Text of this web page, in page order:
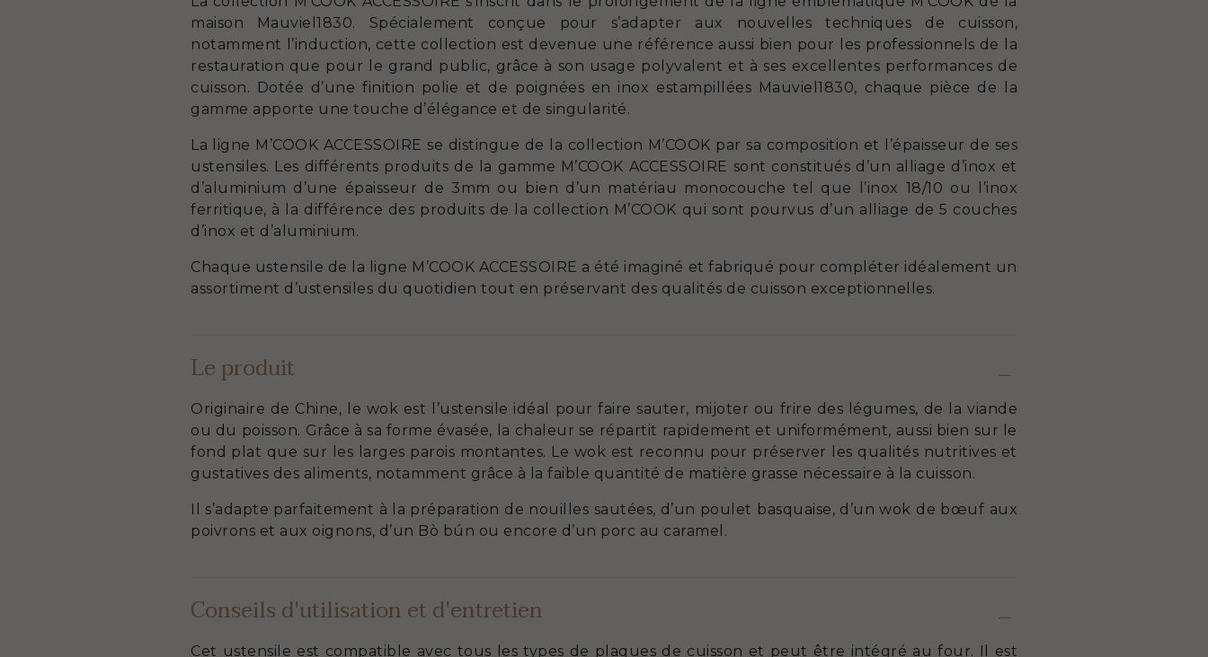
maison Mauviel1830. Spécialement conçue pour s’adapter aux nouvelles techniques de cuisson,
notamment l’induction, cette collection est devenue une référence aussi bien pour les professionnels de la
restauration que pour le grand public, grâce à son usage polyvalent et à ses excellentes performances de
cuisson. Dotée d’une finition polie et de poignées en inox estampillées Mauviel1830, chaque pièce de la
gamme apporte une touche d’élégance et de singularité.
La ligne M’COOK ACCESSOIRE se distingue de la collection M’COOK par sa composition et l’épaisseur de ses
ustensiles. Les différents produits de la gamme M’COOK ACCESSOIRE sont constitués d’un alliage d’inox et
d’aluminium d’une épaisseur de 3mm ou bien d’un matériau monocouche tel que l’inox 18/10 ou l’inox
ferritique, à la différence des produits de la collection M’COOK qui sont pourvus d’un alliage de 5 couches
d’inox et d’aluminium.
Chaque ustensile de la ligne M’COOK ACCESSOIRE a été imaginé et fabriqué pour compléter idéalement un
assortiment d’ustensiles du quotidien tout en préservant des qualités de cuisson exceptionnelles.
Le produit
Originaire de Chine, le wok est l’ustensile idéal pour faire sauter, mijoter ou frire des légumes, de la viande
ou du poisson. Grâce à sa forme évasée, la chaleur se répartit rapidement et uniformément, aussi bien sur le
fond plat que sur les larges parois montantes. Le wok est reconnu pour préserver les qualités nutritives et
gustatives des aliments, notamment grâce à la faible quantité de matière grasse nécessaire à la cuisson.
Il s’adapte parfaitement à la préparation de nouilles sautées, d’un poulet basquaise, d’un wok de bœuf aux
poivrons et aux oignons, d’un Bò bún ou encore d’un porc au caramel.
Conseils d'utilisation et d'entretien
Cet ustensile est compatible avec tous les types de plaques de cuisson et peut être intégré au four. Il est